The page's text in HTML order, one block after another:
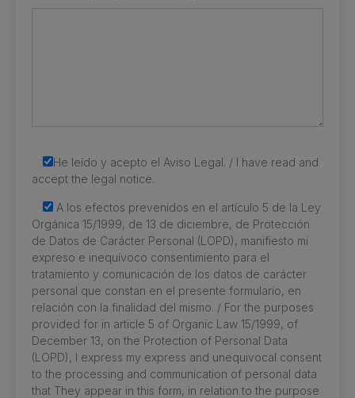
He leído y acepto el Aviso Legal. / I have read and
accept the legal notice.
A los efectos prevenidos en el artículo 5 de la Ley
Orgánica 15/1999, de 13 de diciembre, de Protección
de Datos de Carácter Personal (LOPD), manifiesto mi
expreso e inequívoco consentimiento para el
tratamiento y comunicación de los datos de carácter
personal que constan en el presente formulario, en
relación con la finalidad del mismo. / For the purposes
provided for in article 5 of Organic Law 15/1999, of
December 13, on the Protection of Personal Data
(LOPD), I express my express and unequivocal consent
to the processing and communication of personal data
that They appear in this form, in relation to the purpose